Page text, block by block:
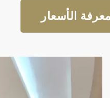
الأسعار